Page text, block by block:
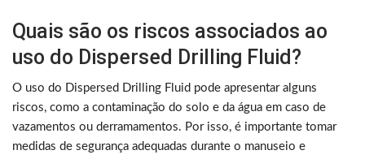
Quais são os riscos associados ao
uso do Dispersed Drilling Fluid?
O uso do Dispersed Drilling Fluid pode apresentar alguns
riscos, como a contaminação do solo e da água em caso de
vazamentos ou derramamentos. Por isso, é importante tomar
medidas de segurança adequadas durante o manuseio e